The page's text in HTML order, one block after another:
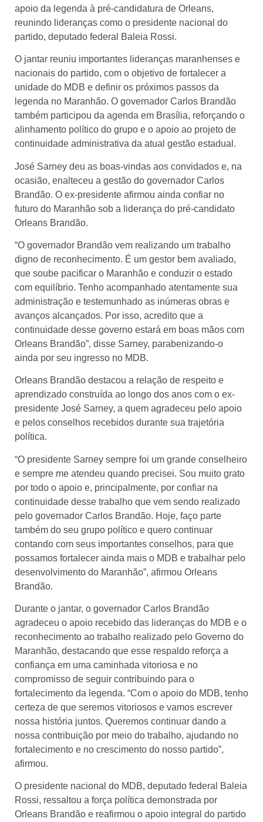
apoio da legenda à pré-candidatura de Orleans,
reunindo lideranças como o presidente nacional do
partido, deputado federal Baleia Rossi.
O jantar reuniu importantes lideranças maranhenses e
nacionais do partido, com o objetivo de fortalecer a
unidade do MDB e definir os próximos passos da
legenda no Maranhão. O governador Carlos Brandão
também participou da agenda em Brasília, reforçando o
alinhamento político do grupo e o apoio ao projeto de
continuidade administrativa da atual gestão estadual.
José Sarney deu as boas-vindas aos convidados e, na
ocasião, enalteceu a gestão do governador Carlos
Brandão. O ex-presidente afirmou ainda confiar no
futuro do Maranhão sob a liderança do pré-candidato
Orleans Brandão.
“O governador Brandão vem realizando um trabalho
digno de reconhecimento. É um gestor bem avaliado,
que soube pacificar o Maranhão e conduzir o estado
com equilíbrio. Tenho acompanhado atentamente sua
administração e testemunhado as inúmeras obras e
avanços alcançados. Por isso, acredito que a
continuidade desse governo estará em boas mãos com
Orleans Brandão”, disse Sarney, parabenizando-o
ainda por seu ingresso no MDB.
Orleans Brandão destacou a relação de respeito e
aprendizado construída ao longo dos anos com o ex-
presidente José Sarney, a quem agradeceu pelo apoio
e pelos conselhos recebidos durante sua trajetória
política.
“O presidente Sarney sempre foi um grande conselheiro
e sempre me atendeu quando precisei. Sou muito grato
por todo o apoio e, principalmente, por confiar na
continuidade desse trabalho que vem sendo realizado
pelo governador Carlos Brandão. Hoje, faço parte
também do seu grupo político e quero continuar
contando com seus importantes conselhos, para que
possamos fortalecer ainda mais o MDB e trabalhar pelo
desenvolvimento do Maranhão”, afirmou Orleans
Brandão.
Durante o jantar, o governador Carlos Brandão
agradeceu o apoio recebido das lideranças do MDB e o
reconhecimento ao trabalho realizado pelo Governo do
Maranhão, destacando que esse respaldo reforça a
confiança em uma caminhada vitoriosa e no
compromisso de seguir contribuindo para o
fortalecimento da legenda. “Com o apoio do MDB, tenho
certeza de que seremos vitoriosos e vamos escrever
nossa história juntos. Queremos continuar dando a
nossa contribuição por meio do trabalho, ajudando no
fortalecimento e no crescimento do nosso partido”,
afirmou.
O presidente nacional do MDB, deputado federal Baleia
Rossi, ressaltou a força política demonstrada por
Orleans Brandão e reafirmou o apoio integral do partido